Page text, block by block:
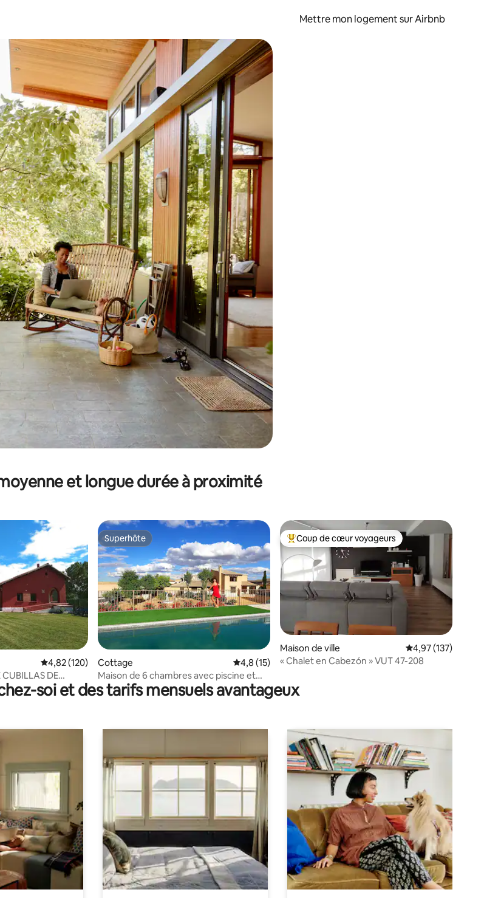
Mettre mon logement sur Airbnb
et vers le bas pour les parcourir ou en appuyant et en faisant glisser.
et longue durée à proximité
64 commentaires : 4,88 sur 5
Évaluation moyenne sur la base de 120 commentaires : 4,82 sur 5
4,82 (120)
DE
Superhôte
Superhôte
Cottage Évaluation moyenne sur la base de 15 commentaires : 4,8 sur 5
4,8 (15)
Maison de 6 chambres avec piscine et
grand jardin.
Coups de cœur voyageurs les plus appréciés
Coup de cœur voyageurs
Maison de ville Évaluation moyenne
4,97 (137)
« Chalet en Cabezón » VUT 47-208
soi et des tarifs mensuels avantageux